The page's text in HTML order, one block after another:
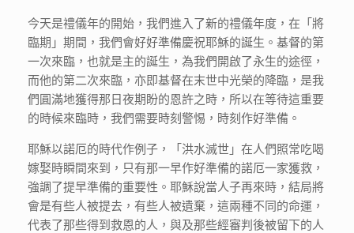
今天是禮儀年的開始，我們進入了新的禮儀年度，在「將
臨期」期間，我們會好好準備慶祝耶穌的誕生。基督的第
一次來臨，也就是主的誕生，為我們開啟了永生的途徑，
而他的第二次來臨，亦即基督在末世中光榮的降臨，是我
們圓滿地獲得那日夜期盼的恩許之時，所以在等待這重要
的時候來臨時，我們需要時刻警惕，時刻作好準備。
耶穌以諾厄的時代作例子，「洪水滅世」在人們照常吃喝
嫁娶時瞬間來到，只有那一早作好準備的諾厄一家獲救，
強調了提早準備的重要性。耶穌說當人子再來時，結局將
會是有些人被提去，有些人被遺棄，這兩種不同的命運，
代表了那些得到救恩的人，與及那些經審判後被留下的人